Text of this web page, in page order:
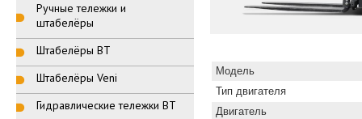
Ручные тележки и
штабелёры
Штабелёры BT
Штабелёры Veni
Гидравлические тележки BT
Модель
Тип двигателя
Двигатель